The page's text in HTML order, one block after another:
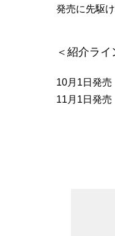
発売に先駆
＜紹介ライ
10月1日発売
11月1日発売